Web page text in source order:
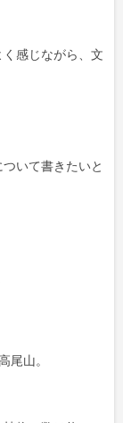
感じながら、文
いて書きたいと
尾山。